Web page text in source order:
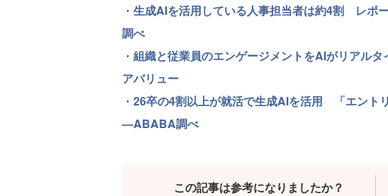
・ 生成AIを活用している人事担当者は約4割 レポ
調べ
・ 組織と従業員のエンゲージメントをAIがリアル
アバリュー
・ 26卒の4割以上が就活で生成AIを活用 「エント
—ABABA調べ
この記事は参考になりましたか？